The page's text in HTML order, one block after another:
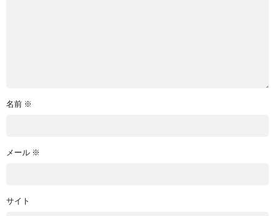
名前 ※
メール ※
サイト